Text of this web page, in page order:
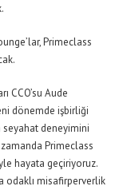
Primeclass
CCO’su Aude
dönemde işbirliği
seyahat deneyimini
Primeclass
hayata geçiriyoruz.
odaklı misafirperverlik